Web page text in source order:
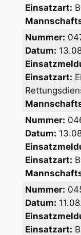
Einsatzart:
Nummer:
Datum:
Einsatzart:
Nummer:
Datum:
Einsatzart:
Nummer:
Datum:
Einsatzart: